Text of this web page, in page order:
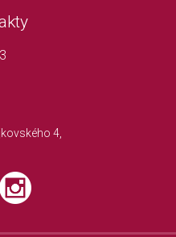
4,